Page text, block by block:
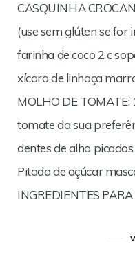
CASQUINHA
(use sem glúten se for
farinha de coco 2 c
xícara de linhaça
MOLHO DE
tomate da sua
dentes de alho
Pitada de açúcar
INGREDIENTES